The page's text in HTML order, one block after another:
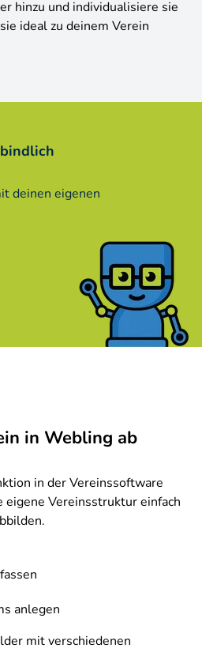
hinzu und individualisiere sie
ideal zu deinem Verein
deinen eigenen
in Webling ab
in der Vereinssoftware
Vereinsstruktur einfach
anlegen
mit verschiedenen